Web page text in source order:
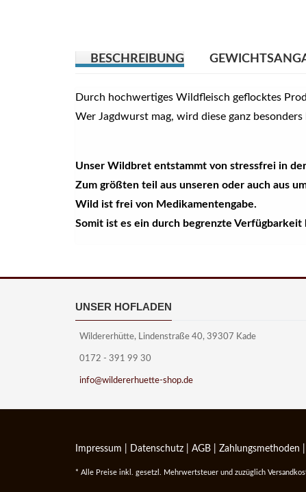
BESCHREIBUNG
Durch hochwertiges Wildfleisch geflocktes
Wer Jagdwurst mag, wird diese ganz besonders
Unser Wildbret entstammt von stressfrei in
Zum größten teil aus unseren oder auch aus
Wild ist frei von Medikamentengabe.
Somit ist es ein durch begrenzte
UNSER HOFLADEN
Wildererhütte, Lindenstraße 40, 39307 Kade
0172 - 391 99 30
info@wildererhuette-shop.de
Impressum Datenschutz AGB Zahlungsmethoden
* Alle Preise inkl. gesetzl. Mehrwertsteuer und zuzüglich